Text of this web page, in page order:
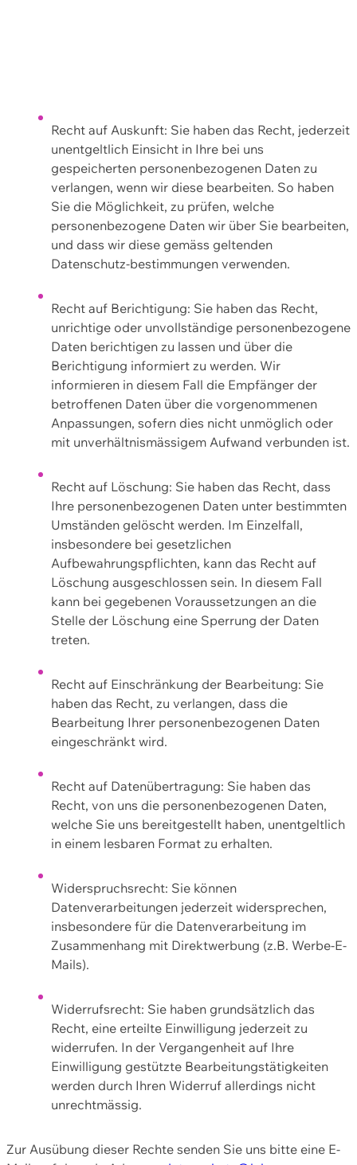
Recht auf Auskunft: Sie haben das Recht, jederzeit
unentgeltlich Einsicht in Ihre bei uns
gespeicherten personenbezogenen Daten zu
verlangen, wenn wir diese bearbeiten. So haben
Sie die Möglichkeit, zu prüfen, welche
personenbezogene Daten wir über Sie bearbeiten,
und dass wir diese gemäss geltenden
Datenschutz-bestimmungen verwenden.
Recht auf Berichtigung: Sie haben das Recht,
unrichtige oder unvollständige personenbezogene
Daten berichtigen zu lassen und über die
Berichtigung informiert zu werden. Wir
informieren in diesem Fall die Empfänger der
betroffenen Daten über die vorgenommenen
Anpassungen, sofern dies nicht unmöglich oder
mit unverhältnismässigem Aufwand verbunden ist.
Recht auf Löschung: Sie haben das Recht, dass
Ihre personenbezogenen Daten unter bestimmten
Umständen gelöscht werden. Im Einzelfall,
insbesondere bei gesetzlichen
Aufbewahrungspflichten, kann das Recht auf
Löschung ausgeschlossen sein. In diesem Fall
kann bei gegebenen Voraussetzungen an die
Stelle der Löschung eine Sperrung der Daten
treten.
Recht auf Einschränkung der Bearbeitung: Sie
haben das Recht, zu verlangen, dass die
Bearbeitung Ihrer personenbezogenen Daten
eingeschränkt wird.
Recht auf Datenübertragung: Sie haben das
Recht, von uns die personenbezogenen Daten,
welche Sie uns bereitgestellt haben, unentgeltlich
in einem lesbaren Format zu erhalten.
Widerspruchsrecht: Sie können
Datenverarbeitungen jederzeit widersprechen,
insbesondere für die Datenverarbeitung im
Zusammenhang mit Direktwerbung (z.B. Werbe-E-
Mails).
Widerrufsrecht: Sie haben grundsätzlich das
Recht, eine erteilte Einwilligung jederzeit zu
widerrufen. In der Vergangenheit auf Ihre
Einwilligung gestützte Bearbeitungstätigkeiten
werden durch Ihren Widerruf allerdings nicht
unrechtmässig.
Zur Ausübung dieser Rechte senden Sie uns bitte eine E-